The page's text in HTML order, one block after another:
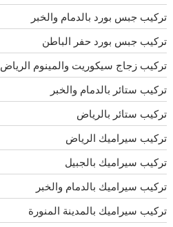
تركيب جبس بورد بالدمام والخبر
تركيب جبس بورد حفر الباطن
تركيب زجاج سيكوريت والمينوم الرياض
تركيب ستائر بالدمام والخبر
تركيب ستائر بالرياض
تركيب سيراميك الرياض
تركيب سيراميك بالجبيل
تركيب سيراميك بالدمام والخبر
تركيب سيراميك بالمدينة المنورة